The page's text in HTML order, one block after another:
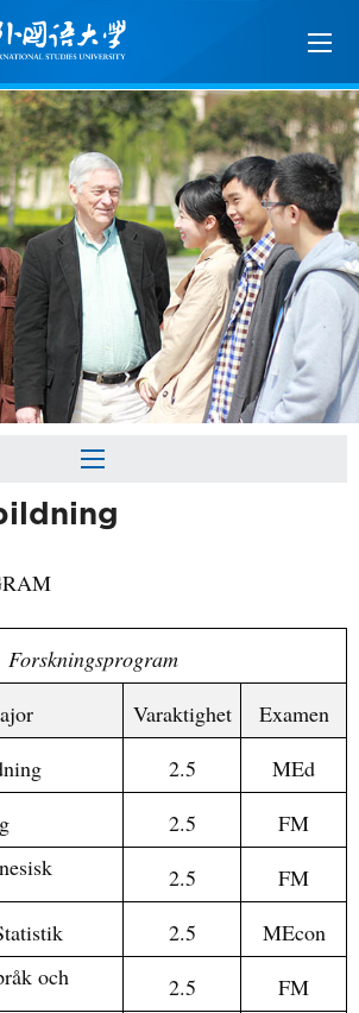
Forskningsprogram
Varaktighet
Examen
2.5
MEd
2.5
FM
2.5
FM
2.5
MEcon
och 2.5
FM